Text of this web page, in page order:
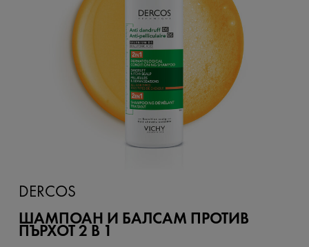
DERCOS
ШАМПОАН И БАЛСАМ ПРОТИВ
ПЪРХОТ 2 В 1